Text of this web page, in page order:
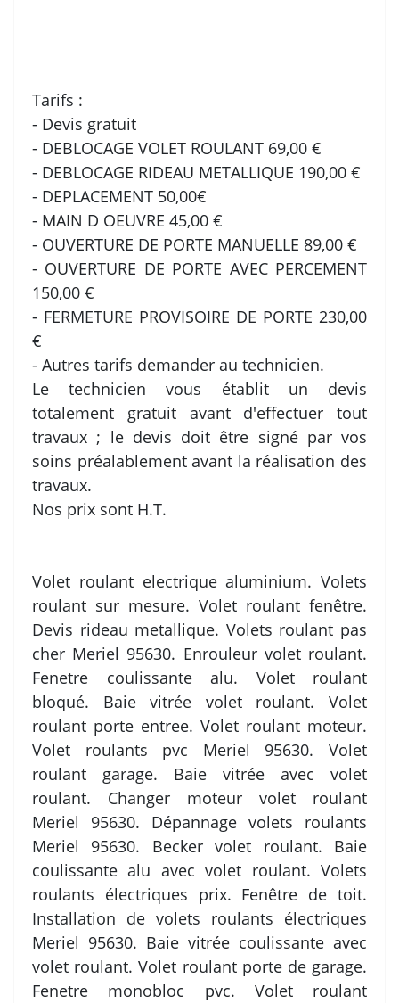
Tarifs :
- Devis gratuit
- DEBLOCAGE VOLET ROULANT 69,00 €
- DEBLOCAGE RIDEAU METALLIQUE 190,00 €
- DEPLACEMENT 50,00€
- MAIN D OEUVRE 45,00 €
- OUVERTURE DE PORTE MANUELLE 89,00 €
- OUVERTURE DE PORTE AVEC PERCEMENT
150,00 €
- FERMETURE PROVISOIRE DE PORTE 230,00
€
- Autres tarifs demander au technicien.
Le technicien vous établit un devis
totalement gratuit avant d'effectuer tout
travaux ; le devis doit être signé par vos
soins préalablement avant la réalisation des
travaux.
Nos prix sont H.T.
Volet roulant electrique aluminium. Volets
roulant sur mesure. Volet roulant fenêtre.
Devis rideau metallique. Volets roulant pas
cher Meriel 95630. Enrouleur volet roulant.
Fenetre coulissante alu. Volet roulant
bloqué. Baie vitrée volet roulant. Volet
roulant porte entree. Volet roulant moteur.
Volet roulants pvc Meriel 95630. Volet
roulant garage. Baie vitrée avec volet
roulant. Changer moteur volet roulant
Meriel 95630. Dépannage volets roulants
Meriel 95630. Becker volet roulant. Baie
coulissante alu avec volet roulant. Volets
roulants électriques prix. Fenêtre de toit.
Installation de volets roulants électriques
Meriel 95630. Baie vitrée coulissante avec
volet roulant. Volet roulant porte de garage.
Fenetre monobloc pvc. Volet roulant